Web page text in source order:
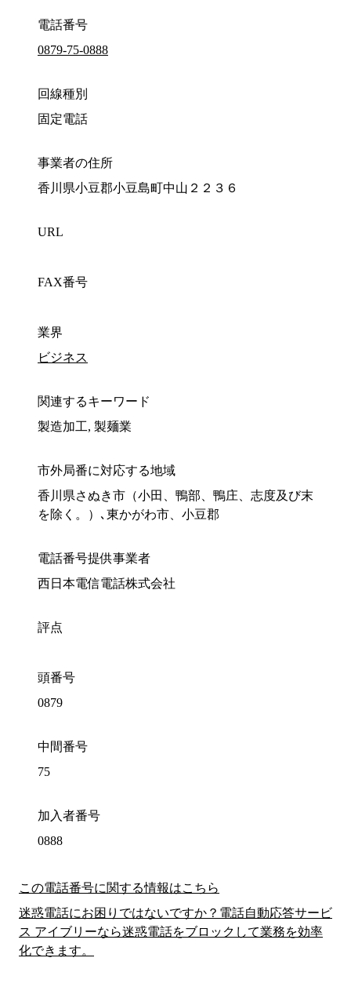
電話番号
0879-75-0888
回線種別
固定電話
事業者の住所
香川県小豆郡小豆島町中山２２３６
URL
FAX番号
業界
ビジネス
関連するキーワード
製造加工, 製麺業
市外局番に対応する地域
香川県さぬき市（小田、鴨部、鴨庄、志度及び末
を除く。）､東かがわ市、小豆郡
電話番号提供事業者
西日本電信電話株式会社
評点
頭番号
0879
中間番号
75
加入者番号
0888
この電話番号に関する情報はこちら
迷惑電話にお困りではないですか？電話自動応答サービ
ス アイブリーなら迷惑電話をブロックして業務を効率
化できます。